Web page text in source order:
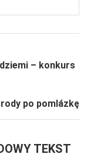
– konkurs
po pomlázkę
TEKST